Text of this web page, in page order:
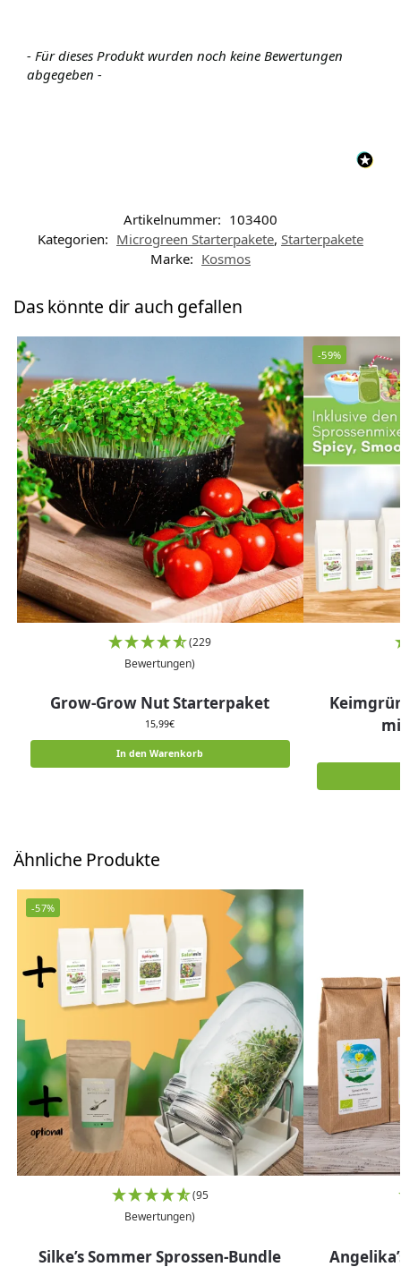
- Für dieses Produkt wurden noch keine Bewertungen
abgegeben -
Artikelnummer: 103400
Kategorien: Microgreen Starterpakete, Starterpakete
Marke: Kosmos
Das könnte dir auch gefallen
(229
Bewertungen)
Grow-Grow Nut Starterpaket
15,99€
In den Warenkorb
-59%
Ähnliche Produkte
-57%
(95
Bewertungen)
Silke’s Sommer Sprossen-Bundle